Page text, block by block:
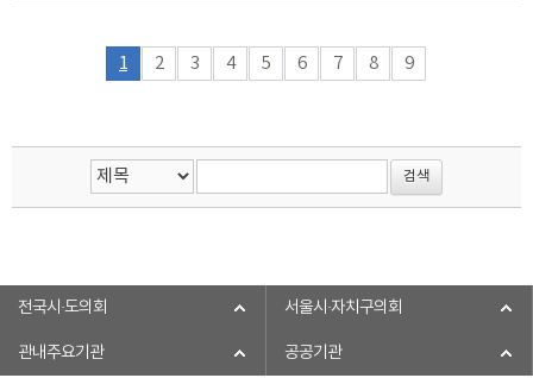
1 2 3 4 5 6 7 8 9
전국시·도의회 서울시·자치구의회
관내주요기관 공공기관